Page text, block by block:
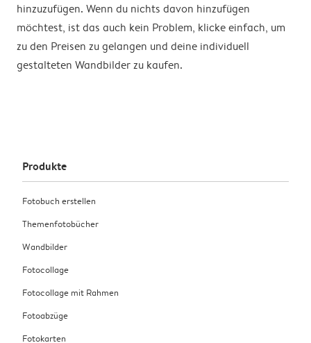
hinzuzufügen. Wenn du nichts davon hinzufügen
möchtest, ist das auch kein Problem, klicke einfach, um
zu den Preisen zu gelangen und deine individuell
gestalteten Wandbilder zu kaufen.
Produkte
Fotobuch erstellen
Themenfotobücher
Wandbilder
Fotocollage
Fotocollage mit Rahmen
Fotoabzüge
Fotokarten